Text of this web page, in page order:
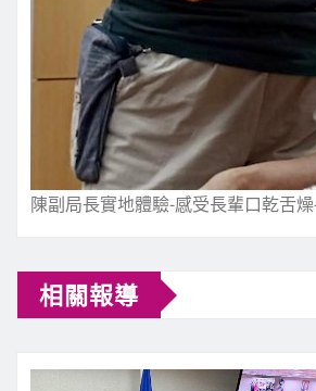
陳副局長實地體驗-感受長輩口乾舌
相關報導